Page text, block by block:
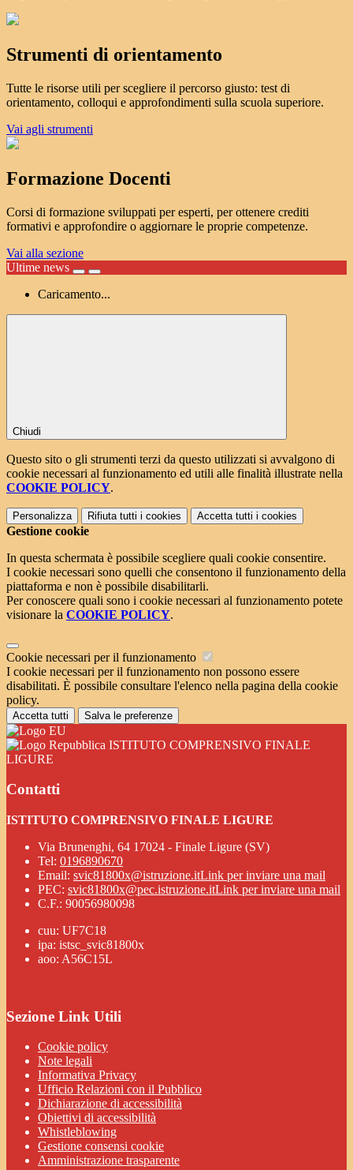
Strumenti di orientamento
Tutte le risorse utili per scegliere il percorso giusto: test di
orientamento, colloqui e approfondimenti sulla scuola superiore.
Vai agli strumenti
Formazione Docenti
Corsi di formazione sviluppati per esperti, per ottenere crediti
formativi e approfondire o aggiornare le proprie competenze.
Vai alla sezione
Ultime news
Caricamento...
Chiudi
Questo sito o gli strumenti terzi da questo utilizzati si avvalgono di
cookie necessari al funzionamento ed utili alle finalità illustrate nella
COOKIE POLICY.
Personalizza Rifiuta tutti i cookies Accetta tutti i cookies
Gestione cookie
In questa schermata è possibile scegliere quali cookie consentire.
I cookie necessari sono quelli che consentono il funzionamento della
piattaforma e non è possibile disabilitarli.
Per conoscere quali sono i cookie necessari al funzionamento potete
visionare la COOKIE POLICY.
Cookie necessari per il funzionamento
I cookie necessari per il funzionamento non possono essere
disabilitati. È possibile consultare l'elenco nella pagina della cookie
policy.
Accetta tutti Salva le preferenze
ISTITUTO COMPRENSIVO FINALE
LIGURE
Contatti
ISTITUTO COMPRENSIVO FINALE LIGURE
Via Brunenghi, 64 17024 - Finale Ligure (SV)
Tel: 0196890670
Email: svic81800x@istruzione.itLink per inviare una mail
PEC: svic81800x@pec.istruzione.itLink per inviare una mail
C.F.: 90056980098
cuu: UF7C18
ipa: istsc_svic81800x
aoo: A56C15L
Sezione Link Utili
Cookie policy
Note legali
Informativa Privacy
Ufficio Relazioni con il Pubblico
Dichiarazione di accessibilità
Obiettivi di accessibilità
Whistleblowing
Gestione consensi cookie
Amministrazione trasparente